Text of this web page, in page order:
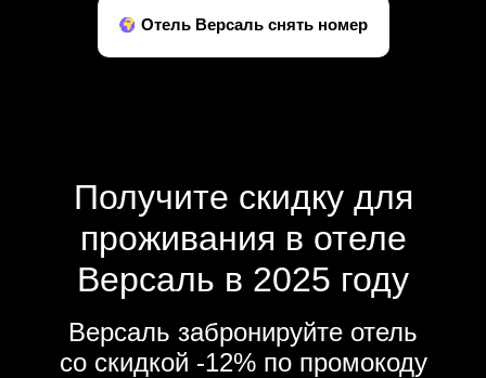
Отель Версаль снять номер
Получите скидку для
проживания в отеле
Версаль в 2025 году
Версаль забронируйте отель
со скидкой -12% по промокоду